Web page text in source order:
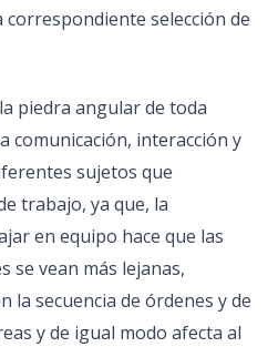
selección de
piedra angular de toda
comunicación, interacción y
sujetos que
trabajo, ya que, la
en equipo hace que las
se vean más lejanas,
la secuencia de órdenes y de
y de igual modo afecta al